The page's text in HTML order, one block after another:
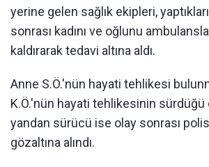
yerine gelen sağlık ekipleri,
sonrası kadını ve oğlunu
kaldırarak tedavi altına aldı.
Anne S.Ö.'nün hayati tehlikesi
K.Ö.'nün hayati tehlikesinin sürdüğü
yandan sürücü ise olay sonrası
gözaltına alındı.